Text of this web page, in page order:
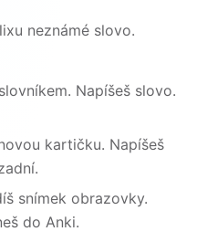
neznámé slovo.
Napíšeš slovo.
kartičku. Napíšeš
snímek obrazovky.
do Anki.